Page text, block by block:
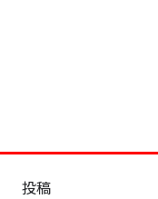
投稿